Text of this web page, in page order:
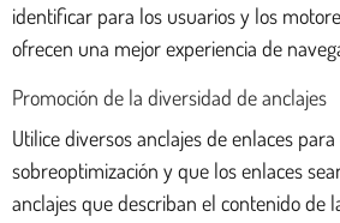
identificar para los usuarios y los
ofrecen una mejor experiencia de
Promoción de la diversidad de anclajes
Utilice diversos anclajes de enlaces
sobreoptimización y que los enlaces
anclajes que describan el contenido de